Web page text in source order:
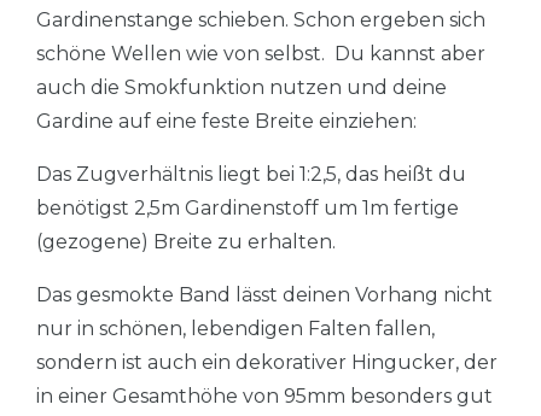
Gardinenstange schieben. Schon ergeben sich
schöne Wellen wie von selbst. Du kannst aber
auch die Smokfunktion nutzen und deine
Gardine auf eine feste Breite einziehen:
Das Zugverhältnis liegt bei 1:2,5, das heißt du
benötigst 2,5m Gardinenstoff um 1m fertige
(gezogene) Breite zu erhalten.
Das gesmokte Band lässt deinen Vorhang nicht
nur in schönen, lebendigen Falten fallen,
sondern ist auch ein dekorativer Hingucker, der
in einer Gesamthöhe von 95mm besonders gut